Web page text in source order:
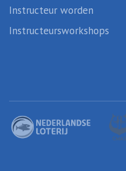
Instructeur worden
Instructeursworkshops